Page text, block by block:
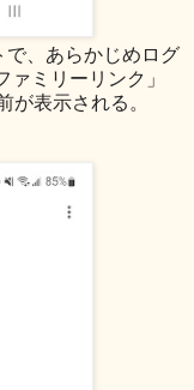
で、あらかじめログ
ミリーリンク」
表示される。